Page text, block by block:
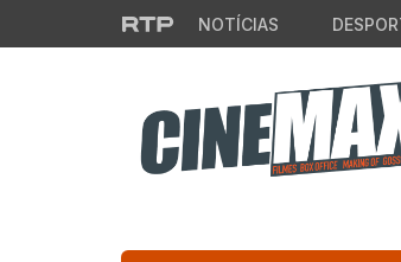
Saltar para o conteúdo principal
NOTÍCIAS